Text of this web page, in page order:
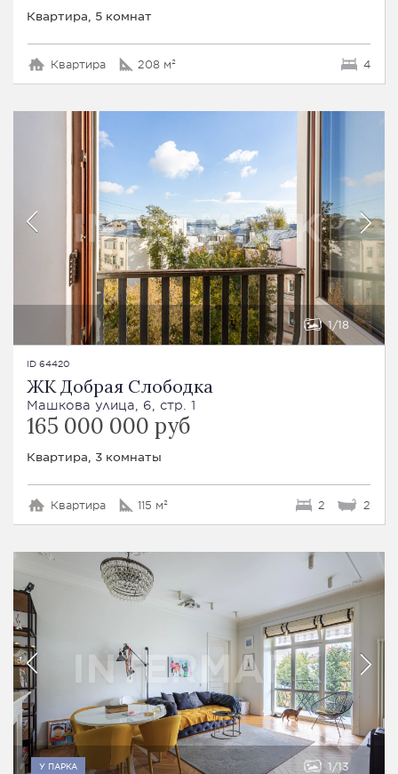
Квартира, 5 комнат
Квартира 208 м² 4
1 18
ID 64420
ЖК Добрая Слободка
Машкова улица, 6, стр. 1
165 000 000 руб
Квартира, 3 комнаты
Квартира 115 м² 2 2
У ПАРКА 1 13